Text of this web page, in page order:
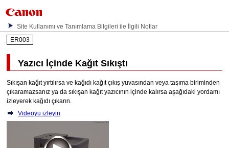
Site Kullanımı ve Tanımlama Bilgileri ile İlgili Notlar
ER003
Yazıcı İçinde Kağıt Sıkıştı
Sıkışan kağıt yırtılırsa ve kağıdı kağıt çıkış yuvasından veyataşıma biriminden
çıkaramazsanız ya da sıkışan kağıtyazıcının içinde kalırsa aşağıdaki yordamı
izleyerek kağıdı çıkarın.
Videoyu izleyin